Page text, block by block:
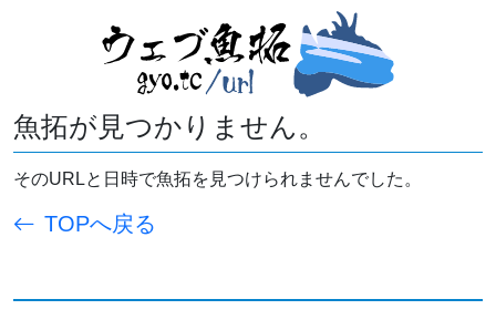
魚拓が見つかりません。
そのURLと日時で魚拓を見つけられませんでした。
TOPへ戻る